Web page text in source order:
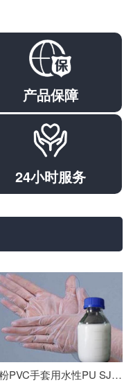
产品保障
24小时服务
无粉PVC手套用水性PU SJ-325AHW